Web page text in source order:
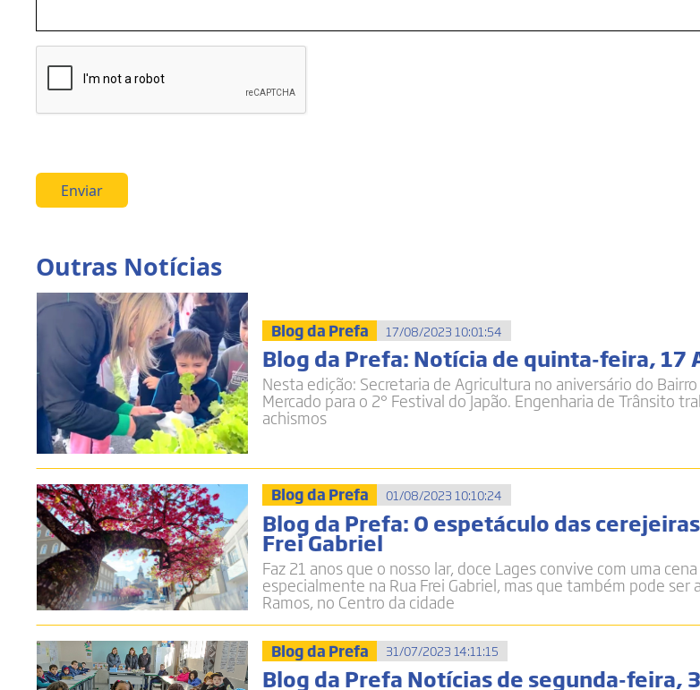
Enviar
Outras Notícias
Blog da Prefa 17/08/2023 10:01:54
Blog da Prefa: Notícia de quinta-feira, 17
Nesta edição: Secretaria de Agricultura no aniversário do
Mercado para o 2° Festival do Japão. Engenharia de Trânsito
achismos
Blog da Prefa 01/08/2023 10:10:24
Blog da Prefa: O espetáculo das
Frei Gabriel
Faz 21 anos que o nosso lar, doce Lages convive com uma
especialmente na Rua Frei Gabriel, mas que também pode ser
Ramos, no Centro da cidade
Blog da Prefa 31/07/2023 14:11:15
Blog da Prefa Notícias de segunda-feira,